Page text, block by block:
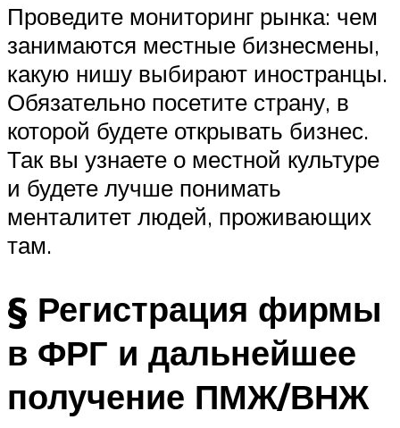
Проведите мониторинг рынка: чем
занимаются местные бизнесмены,
какую нишу выбирают иностранцы.
Обязательно посетите страну, в
которой будете открывать бизнес.
Так вы узнаете о местной культуре
и будете лучше понимать
менталитет людей, проживающих
там.
§ Регистрация фирмы
в ФРГ и дальнейшее
получение ПМЖ/ВНЖ